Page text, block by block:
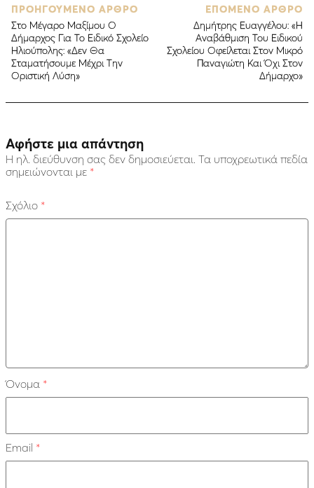
ΠΡΟΗΓΟΥΜΕΝΟ ΑΡΘΡΟ
Στο Μέγαρο Μαξίμου Ο
Δήμαρχος Για Το Ειδικό Σχολείο
Ηλιούπολης: «Δεν Θα
Σταματήσουμε Μέχρι Την
Οριστική Λύση»
ΕΠΟΜΕΝΟ ΑΡΘΡΟ
Δημήτρης Ευαγγέλου: «Η
Αναβάθμιση Του Ειδικού
Σχολείου Οφείλεται Στον Μικρό
Παναγιώτη Και Όχι Στον
Δήμαρχο»
Αφήστε μια απάντηση
Η ηλ. διεύθυνση σας δεν δημοσιεύεται. Τα υποχρεωτικά πεδία
σημειώνονται με *
Σχόλιο *
Όνομα *
Email *